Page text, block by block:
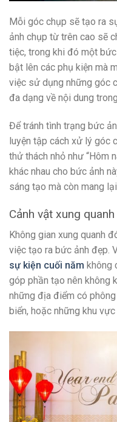
Mỗi góc chụp sẽ tạo ra
ảnh chụp từ trên cao sẽ
tiệc, trong khi đó một
bật lên các phụ kiện mà
việc sử dụng những góc
đa dạng về nội dung
Để tránh tình trạng bức
luyện tập cách xử lý góc
thử thách nhỏ như “Hôm
khác nhau cho bức ảnh
sáng tạo mà còn mang
Cảnh vật xung quanh
Không gian xung quanh
việc tạo ra bức ảnh đẹp.
sự kiện cuối năm không
góp phần tạo nên không
những địa điểm có
biển, hoặc những khu